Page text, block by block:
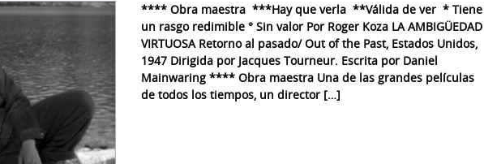
**** Obra maestra ***Hay que verla **Válida de ver * Tiene
un rasgo redimible ° Sin valor Por Roger Koza LA AMBIGÜEDAD
VIRTUOSA Retorno al pasado/ Out of the Past, Estados Unidos,
1947 Dirigida por Jacques Tourneur. Escrita por Daniel
Mainwaring **** Obra maestra Una de las grandes películas
de todos los tiempos, un director […]